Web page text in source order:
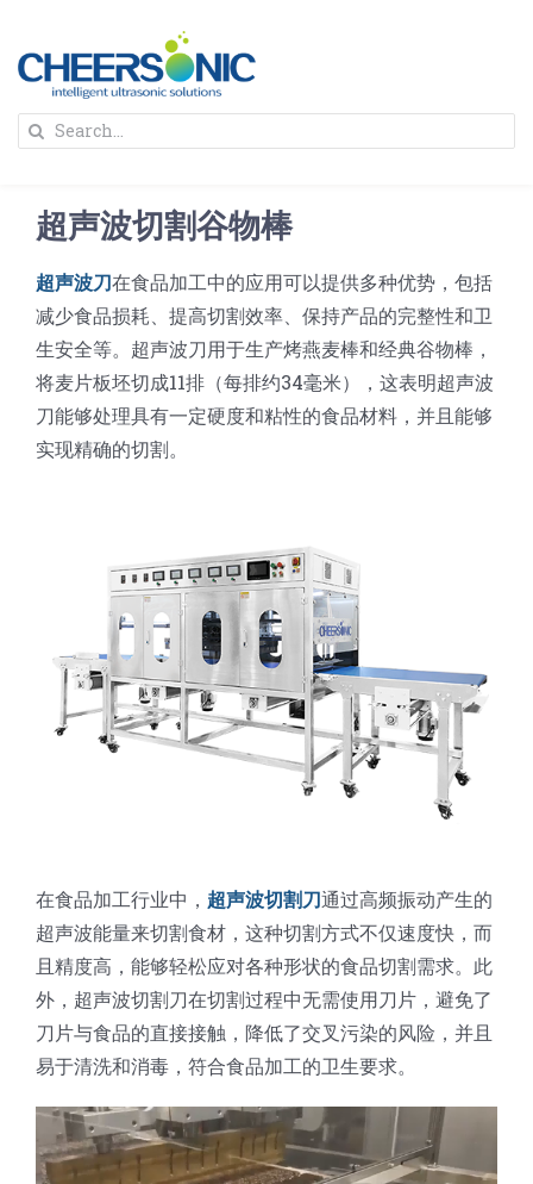
content
解决方案
蛋糕切割机
圆蛋糕切割机
三角蛋糕切割机
奶酪切片
块状奶酪切片
条状奶酪切片
挤出奶酪切片
三明治切割机
寿司切割机
常温面团切割
冷冻面团切割
糕点/糖果
牛轧糖切割
宠物食品
超声波设备
公司新闻
Search
超声波切割谷物棒
超声波刀在食品加工中的应用可以提供多种优势，包括
减少食品损耗、提高切割效率、保持产品的完整性和卫
生安全等。超声波刀用于生产烤燕麦棒和经典谷物棒，
将麦片板坯切成11排（每排约34毫米），这表明超声波
刀能够处理具有一定硬度和粘性的食品材料，并且能够
实现精确的切割。
在食品加工行业中， 超声波切割刀通过高频振动产生的
超声波能量来切割食材，这种切割方式不仅速度快，而
且精度高，能够轻松应对各种形状的食品切割需求。此
外，超声波切割刀在切割过程中无需使用刀片，避免了
刀片与食品的直接接触，降低了交叉污染的风险，并且
易于清洗和消毒，符合食品加工的卫生要求。